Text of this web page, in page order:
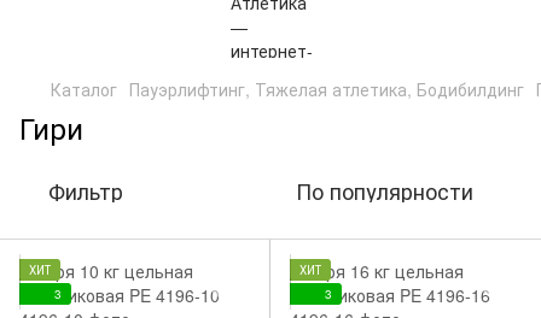
Каталог Пауэрлифтинг, Тяжелая атлетика, Бодибилдинг
Гири
Фильтр По популярности
ХИТ
3
ХИТ
3